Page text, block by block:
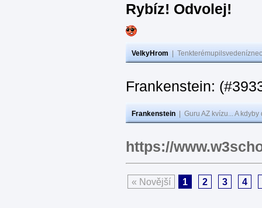
Rybíz! Odvolej!
VelkyHrom
Frankenstein:
Frankenstein Guru AZ kvízu... A
https://
« Novější 1 2 3 4